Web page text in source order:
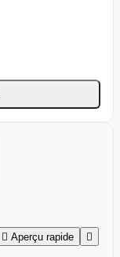
 Aperçu rapide 